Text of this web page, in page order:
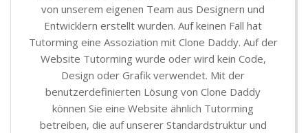
von unserem eigenen Team aus Designern und
Entwicklern erstellt wurden. Auf keinen Fall hat
Tutorming eine Assoziation mit Clone Daddy. Auf der
Website Tutorming wurde oder wird kein Code,
Design oder Grafik verwendet. Mit der
benutzerdefinierten Lösung von Clone Daddy
können Sie eine Website ähnlich Tutorming
betreiben, die auf unserer Standardstruktur und